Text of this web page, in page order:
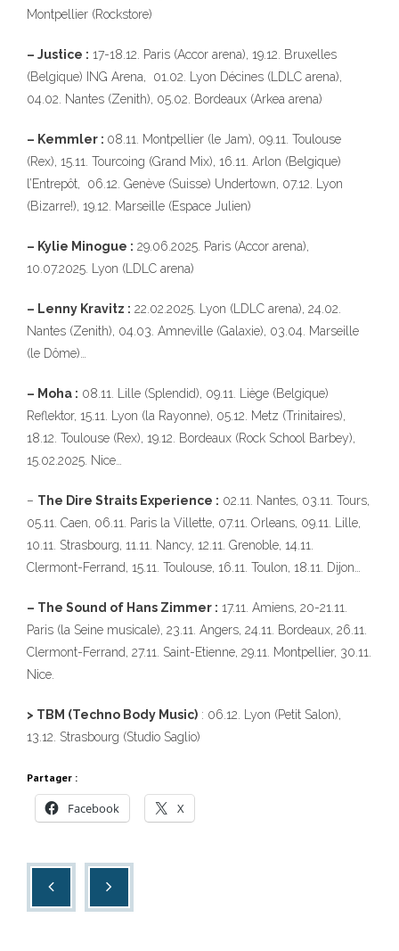
Montpellier (Rockstore)
– Justice : 17-18.12. Paris (Accor arena), 19.12. Bruxelles
(Belgique) ING Arena, 01.02. Lyon Décines (LDLC arena),
04.02. Nantes (Zenith), 05.02. Bordeaux (Arkea arena)
– Kemmler : 08.11. Montpellier (le Jam), 09.11. Toulouse
(Rex), 15.11. Tourcoing (Grand Mix), 16.11. Arlon (Belgique)
l’Entrepôt, 06.12. Genève (Suisse) Undertown, 07.12. Lyon
(Bizarre!), 19.12. Marseille (Espace Julien)
– Kylie Minogue : 29.06.2025. Paris (Accor arena),
10.07.2025. Lyon (LDLC arena)
– Lenny Kravitz : 22.02.2025. Lyon (LDLC arena), 24.02.
Nantes (Zenith), 04.03. Amneville (Galaxie), 03.04. Marseille
(le Dôme)…
– Moha : 08.11. Lille (Splendid), 09.11. Liège (Belgique)
Reflektor, 15.11. Lyon (la Rayonne), 05.12. Metz (Trinitaires),
18.12. Toulouse (Rex), 19.12. Bordeaux (Rock School Barbey),
15.02.2025. Nice…
– The Dire Straits Experience : 02.11. Nantes, 03.11. Tours,
05.11. Caen, 06.11. Paris la Villette, 07.11. Orleans, 09.11. Lille,
10.11. Strasbourg, 11.11. Nancy, 12.11. Grenoble, 14.11.
Clermont-Ferrand, 15.11. Toulouse, 16.11. Toulon, 18.11. Dijon…
– The Sound of Hans Zimmer : 17.11. Amiens, 20-21.11.
Paris (la Seine musicale), 23.11. Angers, 24.11. Bordeaux, 26.11.
Clermont-Ferrand, 27.11. Saint-Etienne, 29.11. Montpellier, 30.11.
Nice.
> TBM (Techno Body Music) : 06.12. Lyon (Petit Salon),
13.12. Strasbourg (Studio Saglio)
Partager :
Facebook X